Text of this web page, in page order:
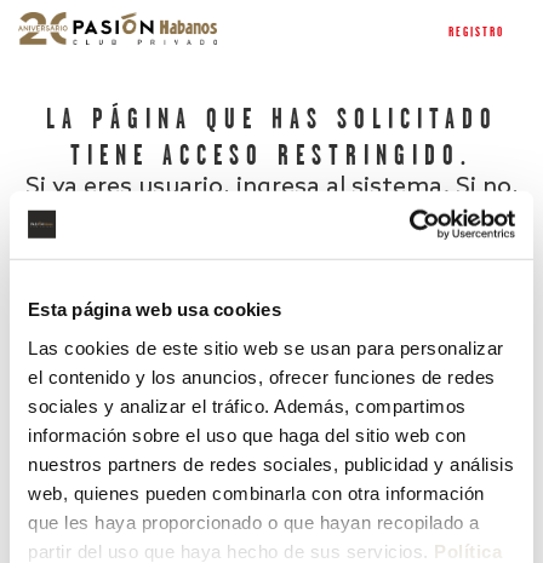
Esta página web usa cookies
Las cookies de este sitio web se usan para personalizar
el contenido y los anuncios, ofrecer funciones de redes
sociales y analizar el tráfico. Además, compartimos
información sobre el uso que haga del sitio web con
nuestros partners de redes sociales, publicidad y análisis
web, quienes pueden combinarla con otra información
que les haya proporcionado o que hayan recopilado a
partir del uso que haya hecho de sus servicios. Política
REGISTRO
LA PÁGINA QUE HAS SOLICITADO
TIENE ACCESO RESTRINGIDO.
Si ya eres usuario, ingresa al sistema. Si no,
¿Has olvidado tu contraseña?